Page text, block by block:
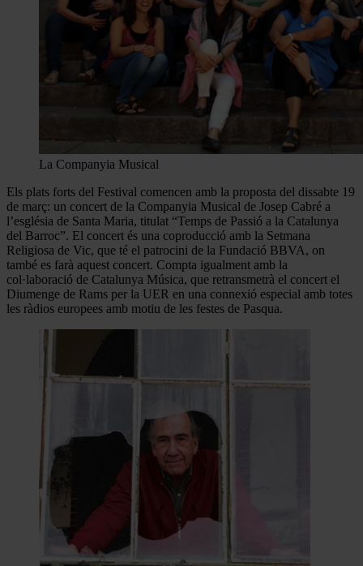
La Companyia Musical
Els plats forts del Festival comencen amb la proposta del dissabte 19
de març: un concert de la Companyia Musical de Josep Cabré a
l’església de Santa Maria, titulat “Temps de Passió a la Catalunya
del Barroc”. El concert és una coproducció amb la Setmana
Religiosa de Vic, que té el patrocini de la Fundació BBVA, on
també es farà aquest concert. Compta igualment amb la
col·laboració de Catalunya Música, que retransmetrà el concert el
Diumenge de Rams per la UER en una connexió especial amb totes
les ràdios europees amb motiu de les festes de Pasqua.